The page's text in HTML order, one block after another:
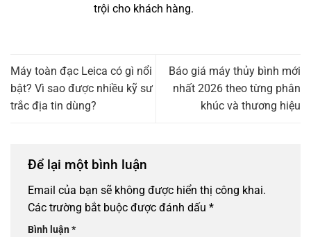
trội cho khách hàng.
Máy toàn đạc Leica có gì nổi
bật? Vì sao được nhiều kỹ sư
trắc địa tin dùng?
Báo giá máy thủy bình mới
nhất 2026 theo từng phân
khúc và thương hiệu
Để lại một bình luận
Email của bạn sẽ không được hiển thị công khai.
Các trường bắt buộc được đánh dấu *
Bình luận*